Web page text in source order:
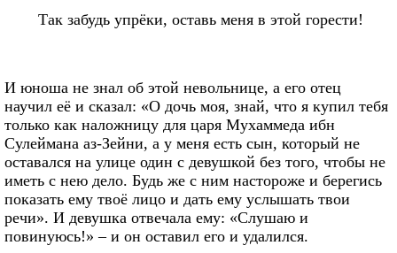
Так забудь упрёки, оставь меня в этой горести!
И юноша не знал об этой невольнице, а его отец
научил её и сказал: «О дочь моя, знай, что я купил тебя
только как наложницу для царя Мухаммеда ибн
Сулеймана аз-Зейни, а у меня есть сын, который не
оставался на улице один с девушкой без того, чтобы не
иметь с нею дело. Будь же с ним настороже и берегись
показать ему твоё лицо и дать ему услышать твои
речи». И девушка отвечала ему: «Слушаю и
повинуюсь!» – и он оставил его и удалился.